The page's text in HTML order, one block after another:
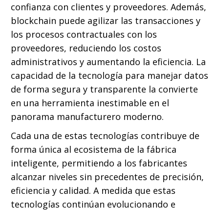
confianza con clientes y proveedores. Además,
blockchain puede agilizar las transacciones y
los procesos contractuales con los
proveedores, reduciendo los costos
administrativos y aumentando la eficiencia. La
capacidad de la tecnología para manejar datos
de forma segura y transparente la convierte
en una herramienta inestimable en el
panorama manufacturero moderno.
Cada una de estas tecnologías contribuye de
forma única al ecosistema de la fábrica
inteligente, permitiendo a los fabricantes
alcanzar niveles sin precedentes de precisión,
eficiencia y calidad. A medida que estas
tecnologías continúan evolucionando e